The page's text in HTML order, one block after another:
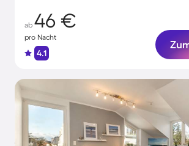
ab 46 €
pro Nacht
4.1